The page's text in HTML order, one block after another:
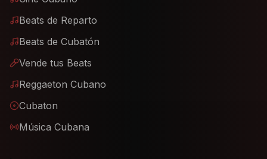
Beats de Reparto
Beats de Cubatón
Vende tus Beats
Reggaeton Cubano
Cubaton
Música Cubana